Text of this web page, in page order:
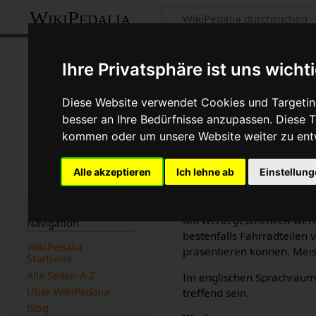
Ihre Privatsphäre ist uns
Diese Website verwendet Cookies und
besser an Ihre Bedürfnisse anzupassen. Diese
kommen oder um unsere Website weiter zu
Alle akzeptieren Ich lehne ab
WikiPedalia
Werbegeschenk
Seite Diskussion
Version vom 8. Juli
Fahrradteilen von
(Unterschied) ←
MitWerbegeschenken
bestenfalls Fahrradteilen
präsentieren können.
Im englischen
treffend sein.
Navigation
WikiPedalia -
Startseite
Alle Seiten A-Z
Über WikiPedalia
Blog